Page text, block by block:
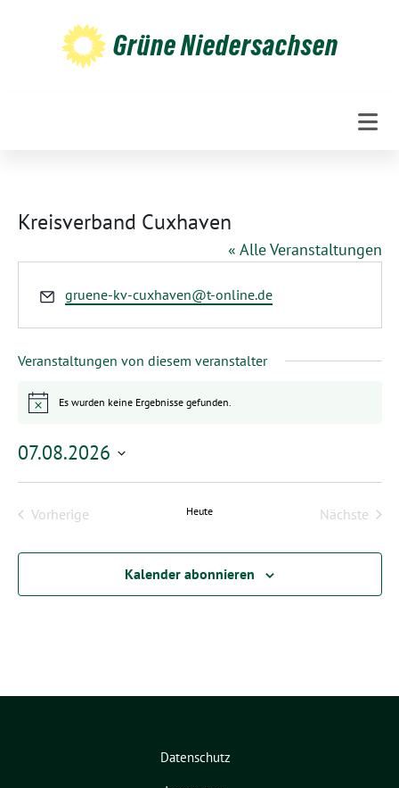
Grüne Niedersachsen
Kreisverband Cuxhaven
« Alle Veranstaltungen
Email
gruene-kv-cuxhaven@t-online.de
Veranstaltungen von diesem veranstalter
HinweisEs wurden keine Ergebnisse gefunden.
07.08.2026
Datum
Vorherige
Heute
Nächste
Kalender abonnieren
Datenschutz